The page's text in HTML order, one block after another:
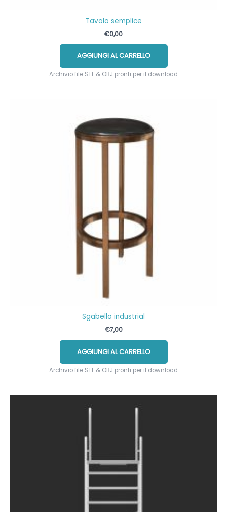
Tavolo semplice
€0,00
AGGIUNGI AL CARRELLO
Archivio file STL & OBJ pronti per il download
Sgabello industrial
€7,00
AGGIUNGI AL CARRELLO
Archivio file STL & OBJ pronti per il download